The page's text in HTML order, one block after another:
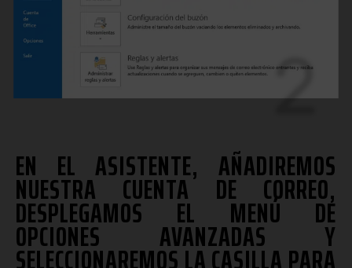
2
EN EL ASISTENTE, AÑADIREMOS
NUESTRA CUENTA DE CORREO,
DESPLEGAMOS EL MENÚ DE
OPCIONES AVANZADAS Y